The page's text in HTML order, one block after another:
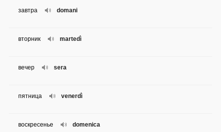
domani
завтра
martedì
вторник
sera
вечер
venerdì
пятница
domenica
воскресенье